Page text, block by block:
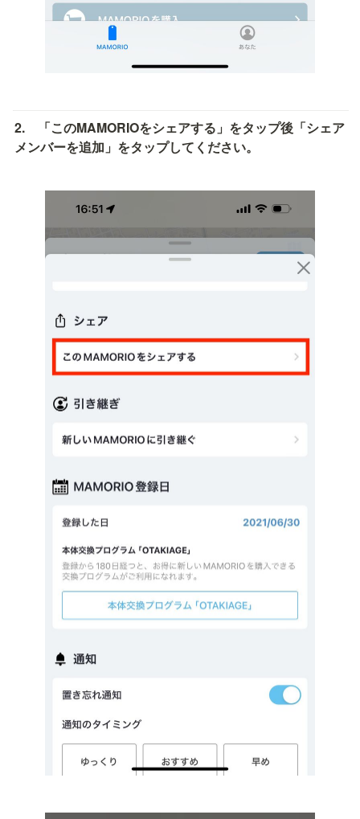
2.　「このMAMORIOをシェアする」をタップ後「シェア
メンバーを追加」をタップしてください。